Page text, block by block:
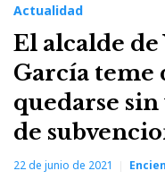
Actualidad
El alcalde
García teme
quedarse
de
22 de junio de 2021